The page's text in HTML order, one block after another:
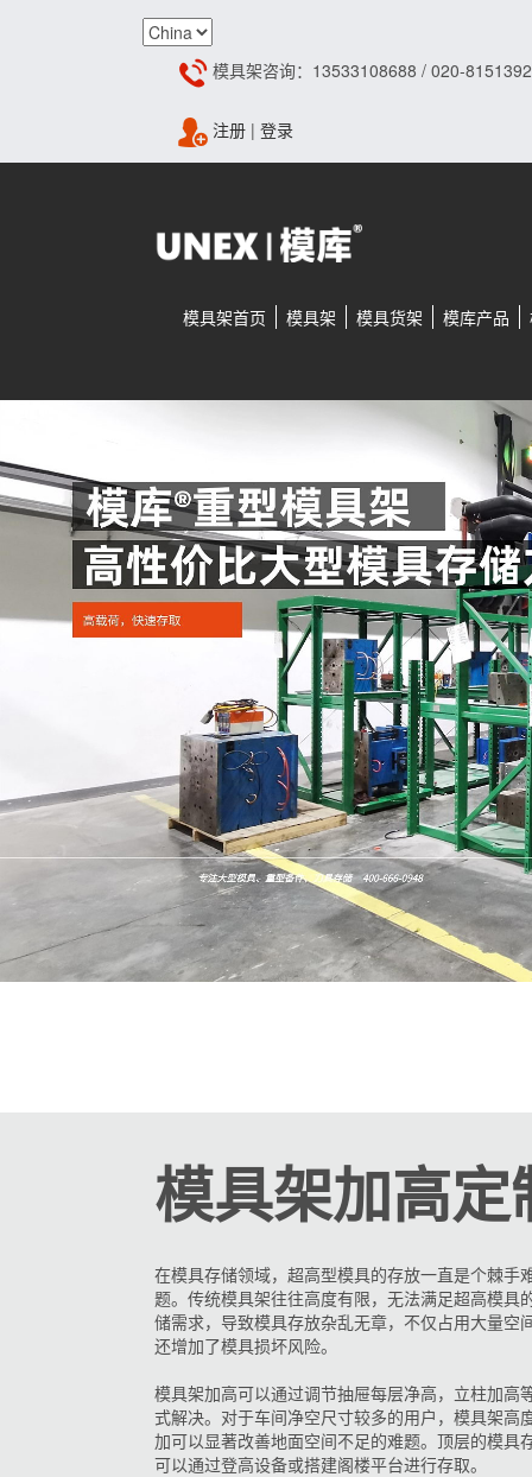
模具架咨询：13533108688 / 020-
注册 | 登录
模具架首页 模具架 模具货架 模库产品
模具架加高定
在模具存储领域，超高型模具的存放一直是个棘手
题。传统模具架往往高度有限，无法满足超高模具
储需求，导致模具存放杂乱无章，不仅占用大量空
还增加了模具损坏风险。
模具架加高可以通过调节抽屉每层净高，立柱加高
式解决。对于车间净空尺寸较多的用户，模具架高
加可以显著改善地面空间不足的难题。顶层的模具
可以通过登高设备或搭建阁楼平台进行存取